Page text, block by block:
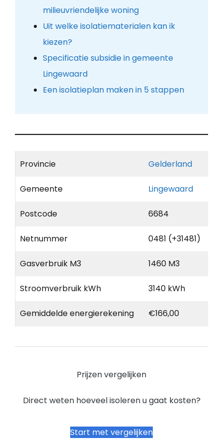
milieuvriendelijke woning
Uit welke isolatiematerialen kan ik
kiezen?
Specificatie subsidie in gemeente
Lingewaard
Een isolatieplan maken in 5 stappen
Provincie Gelderland
Gemeente Lingewaard
Postcode 6684
Netnummer 0481 (+31481)
Gasverbruik M3 1460 M3
Stroomverbruik kWh 3140 kWh
Gemiddelde energierekening €166,00
Prijzen vergelijken
Direct weten hoeveel isoleren u gaat kosten?
Start met vergelijken